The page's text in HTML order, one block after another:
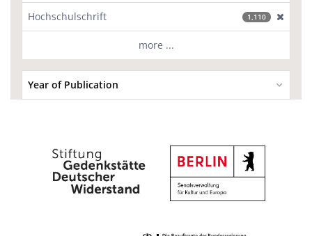
Hochschulschrift 1,110
more ...
Year of Publication